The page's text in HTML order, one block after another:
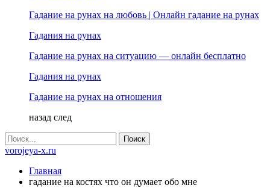
Гадание на рунах на любовь | Онлайн гадание на рунах
Гадания на рунах
Гадание на рунах на ситуацию — онлайн бесплатно
Гадания на рунах
Гадание на рунах на отношения
назад след
vorojeya-x.ru
Главная
гадание на костях что он думает обо мне